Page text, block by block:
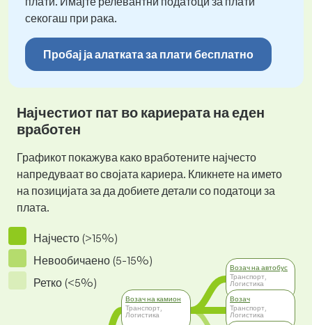
секогаш при рака.
Пробај ја алатката за плати бесплатно
Најчестиот пат во кариерата на еден
вработен
Графикот покажува како вработените најчесто
напредуваат во својата кариера. Кликнете на името
на позицијата за да добиете детали со податоци за
плата.
Најчесто (>15%)
Невообичаено (5-15%)
Ретко (<5%)
Возач на камион
Транспорт,
Логистика
Возач на автобус
Транспорт,
Логистика
Возач
Транспорт,
Логистика